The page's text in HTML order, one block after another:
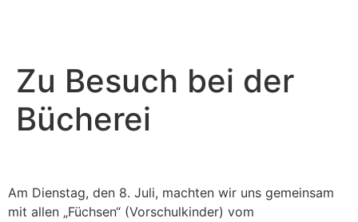
Zu Besuch bei der
Bücherei
Am Dienstag, den 8. Juli, machten wir uns gemeinsam
mit allen „Füchsen“ (Vorschulkinder) vom